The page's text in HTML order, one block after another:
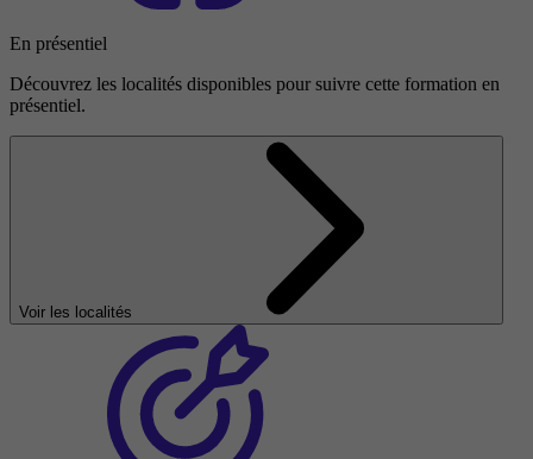
En présentiel
Découvrez les localités disponibles pour suivre cette formation en
présentiel.
Voir les localités